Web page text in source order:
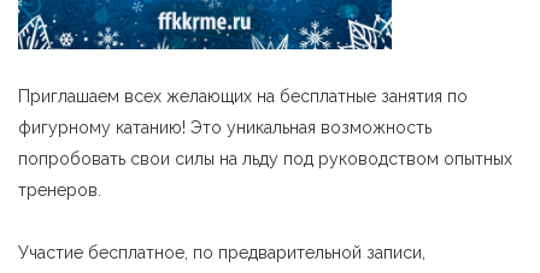
Приглашаем всех желающих на бесплатные занятия по
фигурному катанию! Это уникальная возможность
попробовать свои силы на льду под руководством опытных
тренеров.
Участие бесплатное, по предварительной записи,